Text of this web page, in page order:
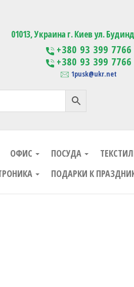
Изготовление
01013, Украина г. Киев ул.
+380 93 399 7766
+380 93 399 7766
1pusk@ukr.net
ОФИС ПОСУДА
ПОДАРКИ К